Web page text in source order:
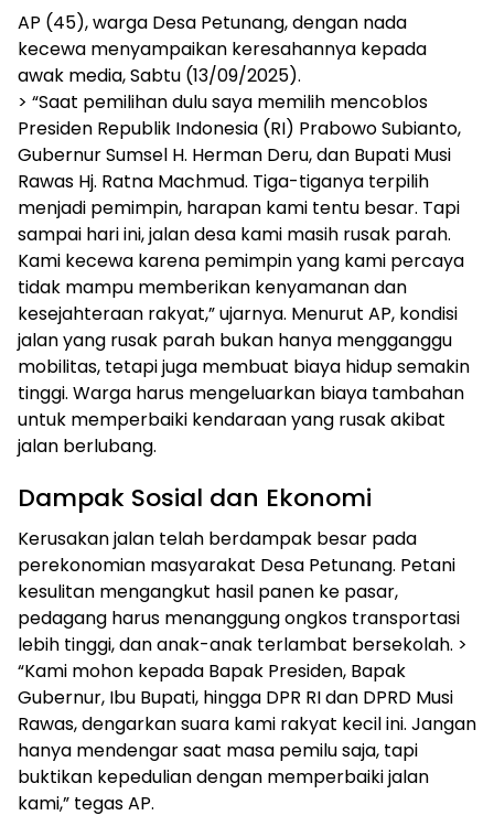
AP (45), warga Desa Petunang, dengan nada
kecewa menyampaikan keresahannya kepada
awak media, Sabtu (13/09/2025).
> “Saat pemilihan dulu saya memilih mencoblos
Presiden Republik Indonesia (RI) Prabowo Subianto,
Gubernur Sumsel H. Herman Deru, dan Bupati Musi
Rawas Hj. Ratna Machmud. Tiga-tiganya terpilih
menjadi pemimpin, harapan kami tentu besar. Tapi
sampai hari ini, jalan desa kami masih rusak parah.
Kami kecewa karena pemimpin yang kami percaya
tidak mampu memberikan kenyamanan dan
kesejahteraan rakyat,” ujarnya. Menurut AP, kondisi
jalan yang rusak parah bukan hanya mengganggu
mobilitas, tetapi juga membuat biaya hidup semakin
tinggi. Warga harus mengeluarkan biaya tambahan
untuk memperbaiki kendaraan yang rusak akibat
jalan berlubang.
Dampak Sosial dan Ekonomi
Kerusakan jalan telah berdampak besar pada
perekonomian masyarakat Desa Petunang. Petani
kesulitan mengangkut hasil panen ke pasar,
pedagang harus menanggung ongkos transportasi
lebih tinggi, dan anak-anak terlambat bersekolah. >
“Kami mohon kepada Bapak Presiden, Bapak
Gubernur, Ibu Bupati, hingga DPR RI dan DPRD Musi
Rawas, dengarkan suara kami rakyat kecil ini. Jangan
hanya mendengar saat masa pemilu saja, tapi
buktikan kepedulian dengan memperbaiki jalan
kami,” tegas AP.